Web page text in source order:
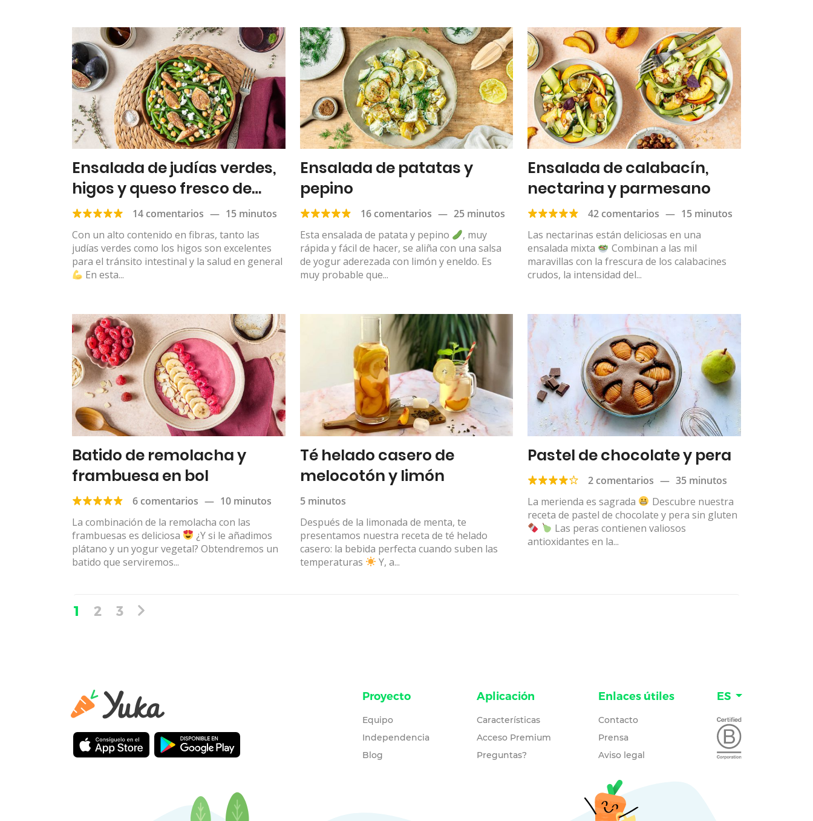
Ensalada de judías verdes,
higos y queso fresco de
cabra
14 comentarios — 15 minutos
Con un alto contenido en fibras, tanto las
judías verdes como los higos son excelentes
para el tránsito intestinal y la salud en general
En esta...
Ensalada de patatas y
pepino
16 comentarios — 25 minutos
Esta ensalada de patata y pepino
, muy
rápida y fácil de hacer, se aliña con una salsa
de yogur aderezada con limón y eneldo. Es
muy probable que...
Ensalada de calabacín,
nectarina y parmesano
42 comentarios — 15 minutos
Las nectarinas están deliciosas en una
ensalada mixta
Combinan a las mil
maravillas con la frescura de los calabacines
crudos, la intensidad del...
Batido de remolacha y
frambuesa en bol
6 comentarios — 10 minutos
La combinación de la remolacha con las
frambuesas es deliciosa
¿Y si le añadimos
plátano y un yogur vegetal? Obtendremos un
batido que serviremos...
Té helado casero de
melocotón y limón
5 minutos
Después de la limonada de menta, te
presentamos nuestra receta de té helado
casero: la bebida perfecta cuando suben las
temperaturas
Y, a...
Pastel de chocolate y pera
2 comentarios — 35 minutos
La merienda es sagrada
Descubre nuestra
receta de pastel de chocolate y pera sin gluten
Las peras contienen valiosos
antioxidantes en la...
1 2 3
Proyecto
Equipo
Independencia
Blog
Aplicación
Características
Acceso Premium
Preguntas?
Enlaces útiles
Contacto
Prensa
Aviso legal
ES